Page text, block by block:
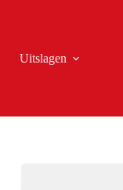
Uitslagen